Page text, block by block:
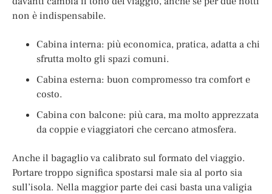
non è indispensabile.
Cabina interna: più economica, pratica, adatta a chi
sfrutta molto gli spazi comuni.
Cabina esterna: buon compromesso tra comfort e
costo.
Cabina con balcone: più cara, ma molto apprezzata
da coppie e viaggiatori che cercano atmosfera.
Anche il bagaglio va calibrato sul formato del viaggio.
Portare troppo significa spostarsi male sia al porto sia
sull’isola. Nella maggior parte dei casi basta una valigia